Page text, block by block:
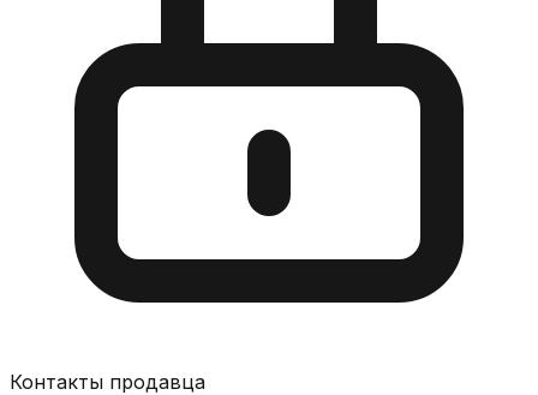
Контакты продавца